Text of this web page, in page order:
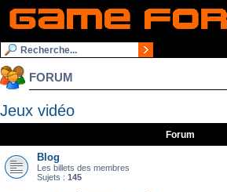
FORUM
Jeux vidéo
Forum
Blog
Les billets des membres
Sujets : 145